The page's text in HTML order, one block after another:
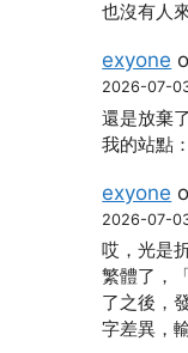
也沒有人
exyone
2026-07-
還是放棄
我的站點
exyone
2026-07-
哎，光是
繁體了，
了之後，
字差異，